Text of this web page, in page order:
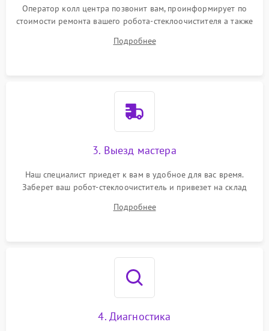
Оператор колл центра позвонит вам, проинформирует по
стоимости ремонта вашего робота-стеклоочистителя а также
Подробнее
3. Выезд мастера
Наш специалист приедет к вам в удобное для вас время.
Заберет ваш робот-стеклоочиститель и привезет на склад
Подробнее
4. Диагностика